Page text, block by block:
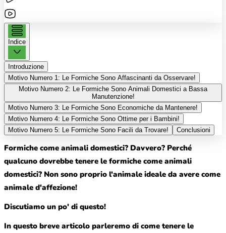
Indice
Introduzione
Motivo Numero 1: Le Formiche Sono Affascinanti da Osservare!
Motivo Numero 2: Le Formiche Sono Animali Domestici a Bassa
Manutenzione!
Motivo Numero 3: Le Formiche Sono Economiche da Mantenere!
Motivo Numero 4: Le Formiche Sono Ottime per i Bambini!
Motivo Numero 5: Le Formiche Sono Facili da Trovare!
Conclusioni
Formiche come animali domestici? Davvero? Perché
qualcuno dovrebbe tenere le formiche come animali
domestici? Non sono proprio l'animale ideale da avere come
animale d'affezione!
Discutiamo un po' di questo!
In questo breve articolo parleremo di come tenere le